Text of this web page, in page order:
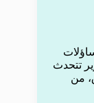
تتحدث
من